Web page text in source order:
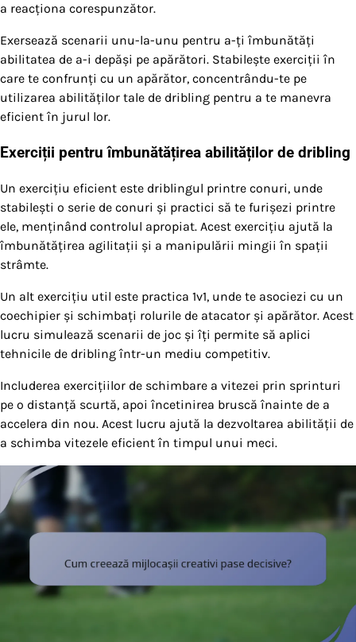
a reacționa corespunzător.
Exersează scenarii unu-la-unu pentru a-ți îmbunătăți
abilitatea de a-i depăși pe apărători. Stabilește exerciții în
care te confrunți cu un apărător, concentrându-te pe
utilizarea abilităților tale de dribling pentru a te manevra
eficient în jurul lor.
Exerciții pentru îmbunătățirea abilităților de dribling
Un exercițiu eficient este driblingul printre conuri, unde
stabilești o serie de conuri și practici să te furișezi printre
ele, menținând controlul apropiat. Acest exercițiu ajută la
îmbunătățirea agilitații și a manipulării mingii în spații
strâmte.
Un alt exercițiu util este practica 1v1, unde te asociezi cu un
coechipier și schimbați rolurile de atacator și apărător. Acest
lucru simulează scenarii de joc și îți permite să aplici
tehnicile de dribling într-un mediu competitiv.
Includerea exercițiilor de schimbare a vitezei prin sprinturi
pe o distanță scurtă, apoi încetinirea bruscă înainte de a
accelera din nou. Acest lucru ajută la dezvoltarea abilității de
a schimba vitezele eficient în timpul unui meci.